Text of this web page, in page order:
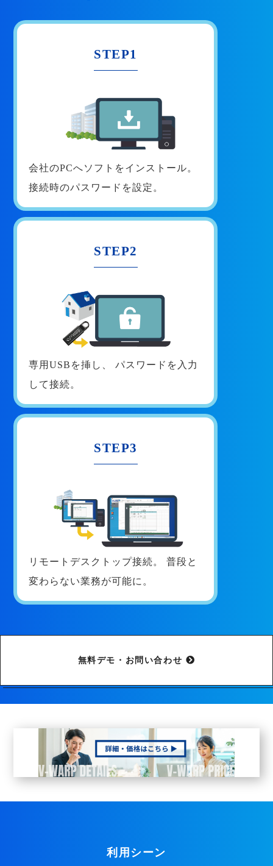
STEP1
会社のPCへソフトをインストール。
接続時のパスワードを設定。
STEP2
専用USBを挿し、
パスワードを入力
して接続。
STEP3
リモートデスクトップ接続。
普段と
変わらない業務が可能に。
無料デモ・お問い合わせ
利用シーン